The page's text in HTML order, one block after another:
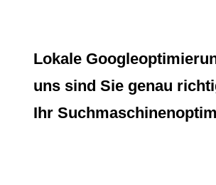
Lokale
uns sind Sie genau
Ihr